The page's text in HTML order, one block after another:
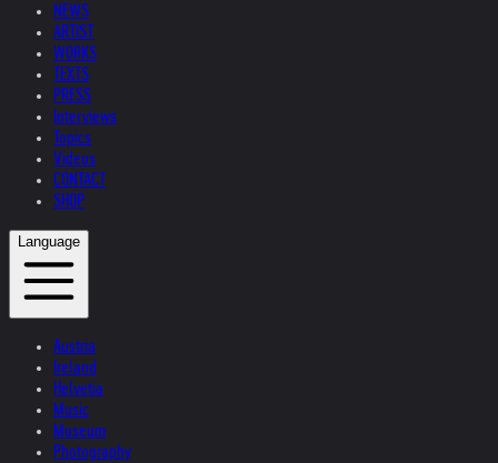
NEWS
ARTIST
WORKS
TEXTS
PRESS
Interviews
Topics
Videos
CONTACT
SHOP
Language
Austria
Ireland
Helvetia
Music
Museum
Photography